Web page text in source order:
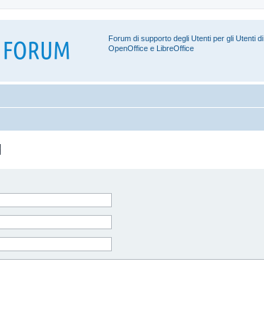
Forum di supporto degli Utenti per gli Utenti di
OpenOffice e LibreOffice